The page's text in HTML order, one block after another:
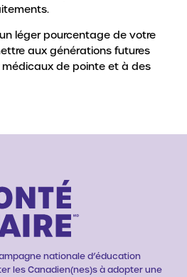
léger pourcentage de votre
aux générations futures
médicaux de pointe et à des
nationale d’éducation
les Canadien(nes)s à adopter une